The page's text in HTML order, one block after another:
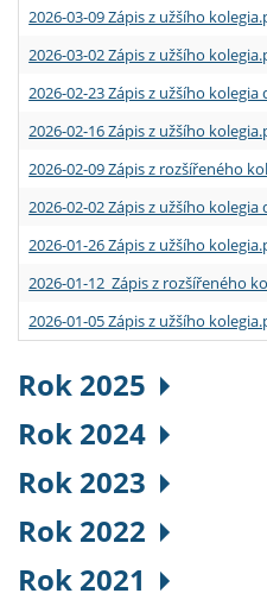
2026-03-09 Zápis z užšího
2026-03-02 Zápis z užšího
2026-02-23 Zápis z užšího
2026-02-16 Zápis z užšího
2026-02-09 Zápis z rozšířeného
2026-02-02 Zápis z užšího
2026-01-26 Zápis z užšího
2026-01-12 Zápis z rozšířeného
2026-01-05 Zápis z užšího
Rok 2025
Rok 2024
Rok 2023
Rok 2022
Rok 2021